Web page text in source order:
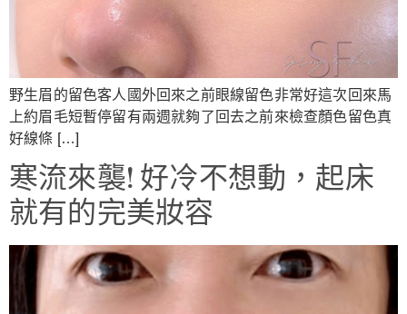
野生眉的留色客人國外回來之前眼線留色非常好這次回來馬
上約眉毛短暫停留有兩週就夠了回去之前來檢查顏色留色真
好線條 […]
寒流來襲! 好冷不想動，起床
就有的完美妝容